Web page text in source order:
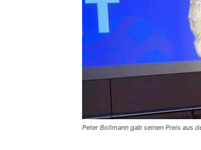
Peter Bollmann gab seinen Preis aus